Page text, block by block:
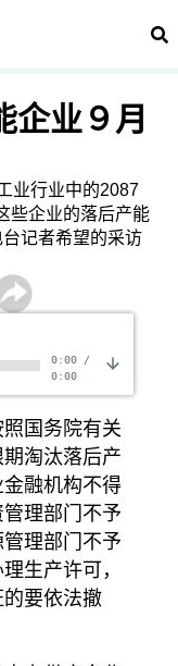
搜
企业９月
业行业中的2087
些企业的落后产能
记者希望的采访
0:00/
0:00
国务院有关
淘汰落后产
融机构不得
理部门不予
理部门不予
生产许可，
要依法撤